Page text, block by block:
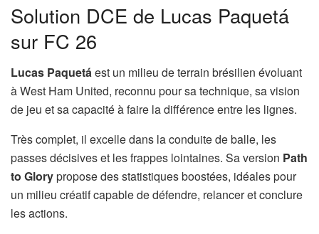
Solution DCE de Lucas Paquetá
sur FC 26
Lucas Paquetáest un milieu de terrain brésilien évoluant
à West Ham United, reconnu pour sa technique, sa vision
de jeu et sa capacité à faire la différence entre les lignes.
Très complet, il excelle dans la conduite de balle, les
passes décisives et les frappes lointaines. Sa version Path
to Glorypropose des statistiques boostées, idéales pour
un milieu créatif capable de défendre, relancer et conclure
les actions.